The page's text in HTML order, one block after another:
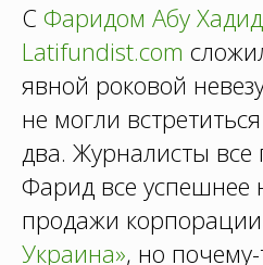
С Фаридом Абу
Latifundist.com
явной роковой
не могли
два. Журналисты все
Фарид все успешнее
продажи корпорации
Украина», но